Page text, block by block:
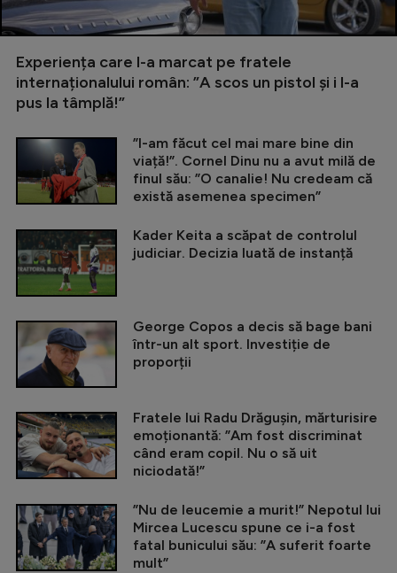
Experiența care l-a marcat pe fratele
internaționalului român: ”A scos un pistol și i l-a
pus la tâmplă!”
”I-am făcut cel mai mare bine din
viață!”. Cornel Dinu nu a avut milă de
finul său: ”O canalie! Nu credeam că
există asemenea specimen”
Kader Keita a scăpat de controlul
judiciar. Decizia luată de instanță
George Copos a decis să bage bani
într-un alt sport. Investiție de
proporții
Fratele lui Radu Drăgușin, mărturisire
emoționantă: ”Am fost discriminat
când eram copil. Nu o să uit
niciodată!”
”Nu de leucemie a murit!” Nepotul lui
Mircea Lucescu spune ce i-a fost
fatal bunicului său: ”A suferit foarte
mult”